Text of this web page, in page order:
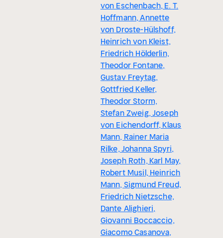
von Eschenbach, E. T.
Hoffmann, Annette
von Droste-Hülshoff,
Heinrich von Kleist,
Friedrich Hölderlin,
Theodor Fontane,
Gustav Freytag,
Gottfried Keller,
Theodor Storm,
Stefan Zweig, Joseph
von Eichendorff, Klaus
Mann, Rainer Maria
Rilke, Johanna Spyri,
Joseph Roth, Karl May,
Robert Musil, Heinrich
Mann, Sigmund Freud,
Friedrich Nietzsche,
Dante Alighieri,
Giovanni Boccaccio,
Giacomo Casanova,